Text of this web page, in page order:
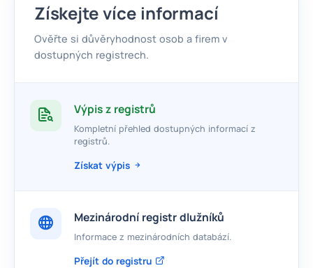
Získejte více informací
Ověřte si důvěryhodnost osob a firem v
dostupných registrech.
Výpis z registrů
Kompletní přehled dostupných informací z
registrů.
Získat výpis
Mezinárodní registr dlužníků
Informace z mezinárodních databází.
Přejít do registru